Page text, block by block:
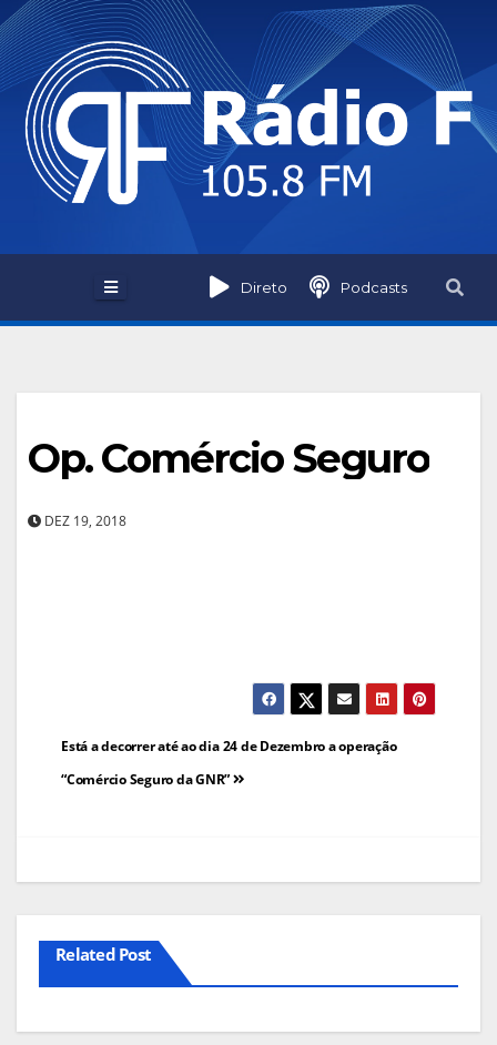
Skip
to
content
Direto Podcasts
Op. Comércio Seguro
DEZ 19, 2018
Navegação
de
Está a decorrer até ao dia 24 de Dezembro a operação
“Comércio Seguro da GNR”
Related Post